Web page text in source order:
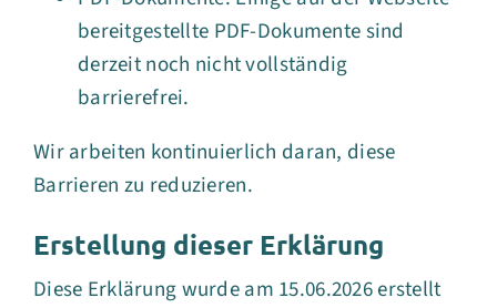
bereitgestellte PDF-Dokumente sind
derzeit noch nicht vollständig
barrierefrei.
Wir arbeiten kontinuierlich daran, diese
Barrieren zu reduzieren.
Erstellung dieser Erklärung
Diese Erklärung wurde am 15.06.2026 erstellt